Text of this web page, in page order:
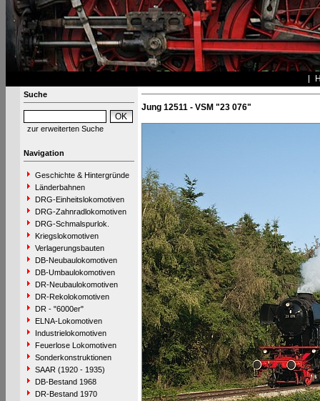
Suche
zur erweiterten Suche
Navigation
Geschichte & Hintergründe
Länderbahnen
DRG-Einheitslokomotiven
DRG-Zahnradlokomotiven
DRG-Schmalspurlok.
Kriegslokomotiven
Verlagerungsbauten
DB-Neubaulokomotiven
DB-Umbaulokomotiven
DR-Neubaulokomotiven
DR-Rekolokomotiven
DR - "6000er"
ELNA-Lokomotiven
Industrielokomotiven
Feuerlose Lokomotiven
Sonderkonstruktionen
SAAR (1920 - 1935)
DB-Bestand 1968
DR-Bestand 1970
Jung 12511 - VSM "23 076"